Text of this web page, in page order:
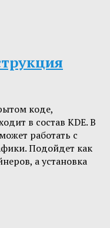
коде,
в состав KDE. В
работать с
Подойдет как
а установка